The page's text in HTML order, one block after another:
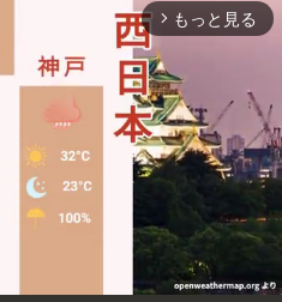
arrow_forward_ios もっと見る